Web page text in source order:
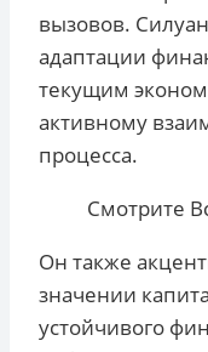
вызовов.
адаптации
текущим
активному
процесса.
Смотрите
Он также
значении
устойчивого